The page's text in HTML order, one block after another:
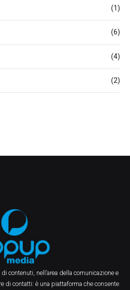
(1)
(6)
(4)
(2)
contenuti, nell’area della comunicazione e
di contatti: è una piattaforma che consente